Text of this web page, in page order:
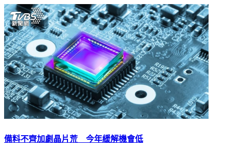
備料不齊加劇晶片荒 今年緩解機會低